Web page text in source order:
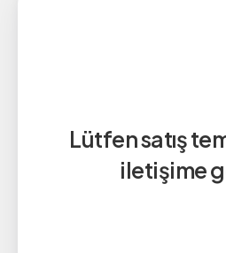
Lütfen satış
iletişime